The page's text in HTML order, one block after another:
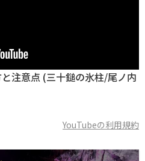
注意点 (三十鎚の氷柱/尾ノ内
YouTubeの利用規約